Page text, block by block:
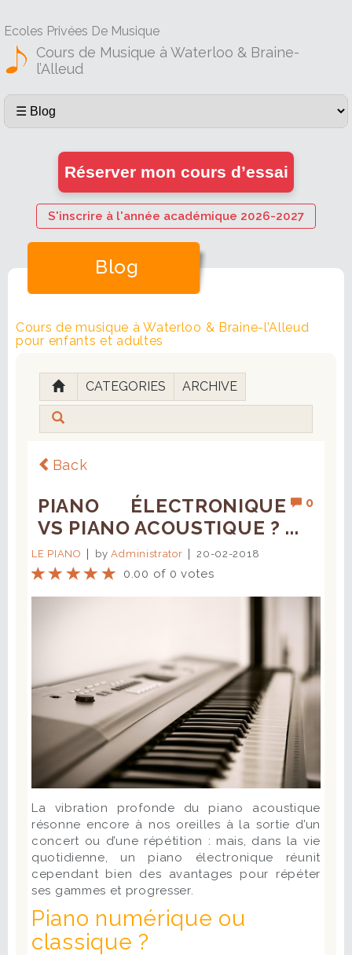
Ecoles Privées De Musique
Cours de Musique à Waterloo & Braine-
l’Alleud
Réserver mon cours d’essai
S'inscrire à l'année académique 2026-2027
Blog
Cours de musique à Waterloo & Braine-l’Alleud
pour enfants et adultes
CATEGORIES ARCHIVE
Back
0
PIANO ÉLECTRONIQUE
VS PIANO ACOUSTIQUE ? ...
LE PIANO byAdministrator 20-02-2018
0.00 of 0 votes
La vibration profonde du piano acoustique
résonne encore à nos oreilles à la sortie d’un
concert ou d’une répétition : mais, dans la vie
quotidienne, un piano électronique réunit
cependant bien des avantages pour répéter
ses gammes et progresser.
Piano numérique ou
classique ?